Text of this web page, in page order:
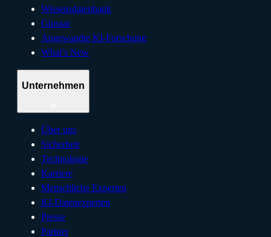
Wissensdatenbank
Glossar
Angewandte KI-Forschung
What’s New
Unternehmen
Über uns
Sicherheit
Technologie
Karriere
Menschliche Experten
KI-Datenexperten
Presse
Partner